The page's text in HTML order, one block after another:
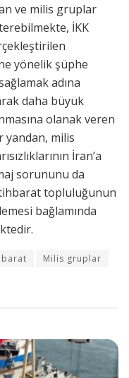
ve milis gruplar
İKK
yönelik şüphe
adına
daha büyük
olanak veren
yandan, milis
İran’a
sorununu da
topluluğunun
bağlamında
Milis gruplar